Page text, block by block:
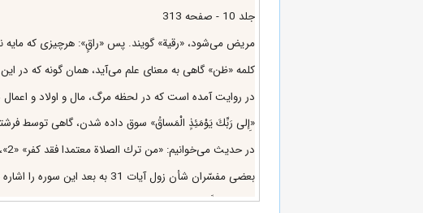
جلد 10 - صفحه 313
مريض مى‌شود، «رقية» گويند. پس‌ «راقٍ»: هرچيزى كه مايه
كلمه «ظن» گاهى به معناى علم مى‌آيد، همان گونه كه در
در روايت آمده است كه در لحظه مرگ، مال و اولاد و
«إِلى‌ رَبِّكَ يَوْمَئِذٍ الْمَساقُ» سوق داده شدن، گاهى توسط
در حديث مى‌خوانيم: «من ترك الصلاة معتمدا فقد كفر» «2»، هركس با توجّه و از روى عمد نماز را ترك كند، كافر است. قرآن نيز ترك نماز را ثمره كفر مى‌داند. «فَلا صَدَّقَ وَ لا صَلَّى»
بعضى مفسّران شأن زول آيات 31 به بعد اين سوره را اشاره به تكّبر و غرور ابوجهل دانسته‌اند، ولى بر فرض صحّت آن، ضررى به كلّيت موضوع نمى‌زند.
كلمه‌ «يَتَمَطَّى» يا از «مط» به معناى دراز كردن پا و يا از